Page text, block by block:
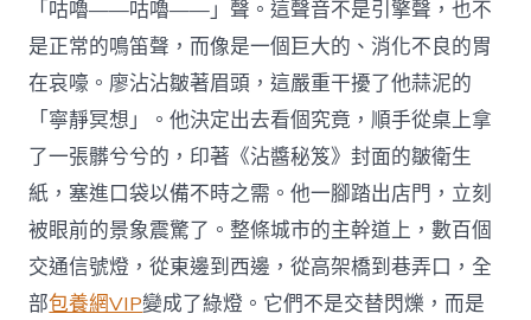
「咕嚕——咕嚕——」聲。這聲音不是引擎聲，也不
是正常的鳴笛聲，而像是一個巨大的、消化不良的胃
在哀嚎。廖沾沾皺著眉頭，這嚴重干擾了他蒜泥的
「寧靜冥想」。他決定出去看個究竟，順手從桌上拿
了一張髒兮兮的，印著《沾醬秘笈》封面的皺衛生
紙，塞進口袋以備不時之需。他一腳踏出店門，立刻
被眼前的景象震驚了。整條城市的主幹道上，數百個
交通信號燈，從東邊到西邊，從高架橋到巷弄口，全
部包養網VIP變成了綠燈。它們不是交替閃爍，而是